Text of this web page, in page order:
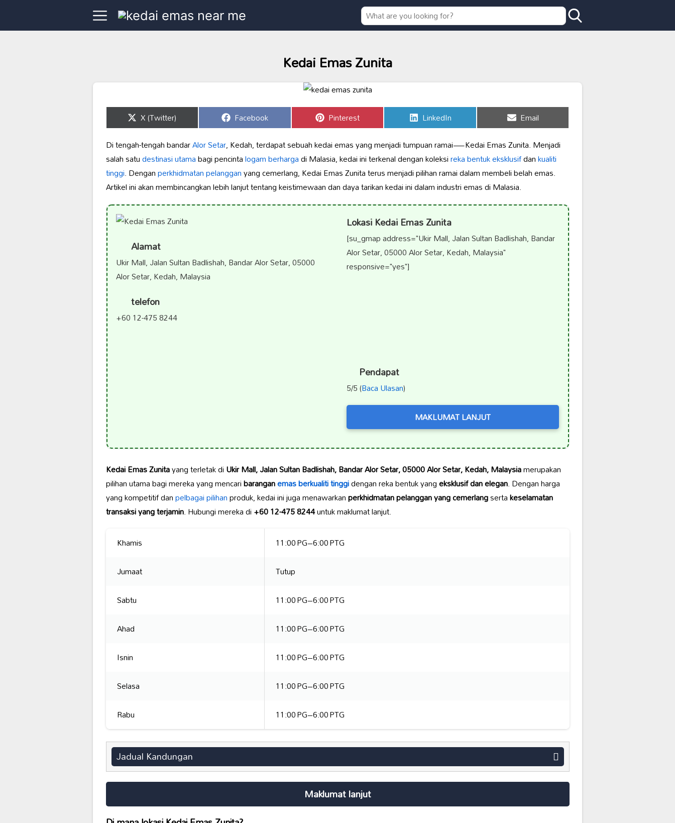
Kedai Emas Zunita
Share
on
X (Twitter) Share
on
Facebook Share
on
Pinterest Share
on
LinkedIn Share
on
Email
Di tengah-tengah bandarAlor Setar, Kedah, terdapat sebuah kedai emas yang menjadi tumpuan ramai—Kedai Emas Zunita. Menjadi
salah satudestinasi utamabagi pencintalogam berhargadi Malasia, kedai ini terkenal dengan koleksireka bentuk eksklusifdankualiti
tinggi. Denganperkhidmatan pelangganyang cemerlang, Kedai Emas Zunita terus menjadi pilihan ramai dalam membeli belah emas.
Artikel ini akan membincangkan lebih lanjut tentang keistimewaan dan daya tarikan kedai ini dalam industri emas di Malasia.
Alamat
Ukir Mall, Jalan Sultan Badlishah, Bandar Alor Setar, 05000
Alor Setar, Kedah, Malaysia
telefon
+60 12-475 8244
Lokasi Kedai Emas Zunita
[su_gmap address="Ukir Mall, Jalan Sultan Badlishah, Bandar
Alor Setar, 05000 Alor Setar, Kedah, Malaysia"
responsive="yes"]
Pendapat
5/5 (Baca Ulasan)
MAKLUMAT LANJUT
Kedai Emas Zunitayang terletak diUkir Mall, Jalan Sultan Badlishah, Bandar Alor Setar, 05000 Alor Setar, Kedah, Malaysiamerupakan
pilihan utama bagi mereka yang mencaribaranganemas berkualiti tinggidengan reka bentuk yangeksklusif dan elegan. Dengan harga
yang kompetitif danpelbagai pilihanproduk, kedai ini juga menawarkanperkhidmatan pelanggan yang cemerlangsertakeselamatan
transaksi yang terjamin. Hubungi mereka di+60 12-475 8244untuk maklumat lanjut.
Khamis
11:00 PG–6:00 PTG
Jumaat
Tutup
Sabtu
11:00 PG–6:00 PTG
Ahad
11:00 PG–6:00 PTG
Isnin
11:00 PG–6:00 PTG
Selasa
11:00 PG–6:00 PTG
Rabu
11:00 PG–6:00 PTG
Jadual Kandungan
Maklumat lanjut